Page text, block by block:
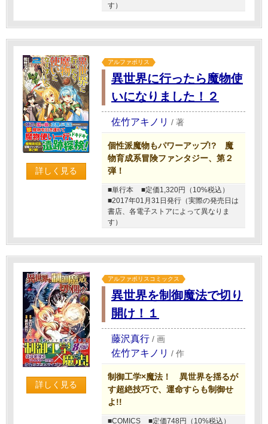
す）
詳しく見る
アルファポリス
異世界に行ったら魔物使
いになりました！２
佐竹アキノリ / 著
個性派魔物もパワーアップ!? 魔
物育成系冒険ファンタジー、第２
弾！
■単行本
■定価1,320円（10%税込）
■2017年01月31日発行（実際の発売日は
書店、各電子ストアによって異なりま
す）
詳しく見る
アルファポリスコミックス
異世界を制御魔法で切り
開け！１
藤沢真行 / 画
佐竹アキノリ / 作
制御工学×魔法！ 異世界を揺るが
す超絶技巧で、運命すらも制御せ
よ!!
■COMICS ■定価748円（10%税込）